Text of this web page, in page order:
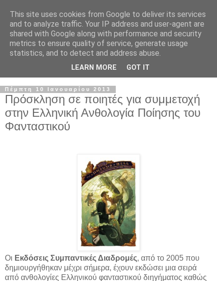
Πέμπτη 10 Ιανουαρίου 2013
Πρόσκληση σε ποιητές για συμμετοχή
στην Ελληνική Ανθολογία Ποίησης του
Φανταστικού
Οι Εκδόσεις Συμπαντικές Διαδρομές, από το 2005 που
δημιουργήθηκαν μέχρι σήμερα, έχουν εκδώσει μια σειρά
από ανθολογίες Ελληνικού φανταστικού διηγήματος καθώς
This site uses cookies from Google to deliver its services
and to analyze traffic. Your IP address and user-agent are
shared with Google along with performance and security
metrics to ensure quality of service, generate usage
statistics, and to detect and address abuse.
LEARN MORE GOT IT